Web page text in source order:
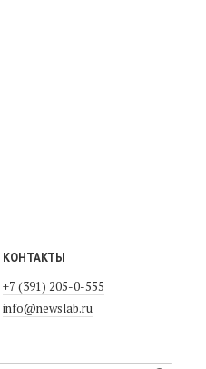
КОНТАКТЫ
+7 (391) 205-0-555
info@newslab.ru